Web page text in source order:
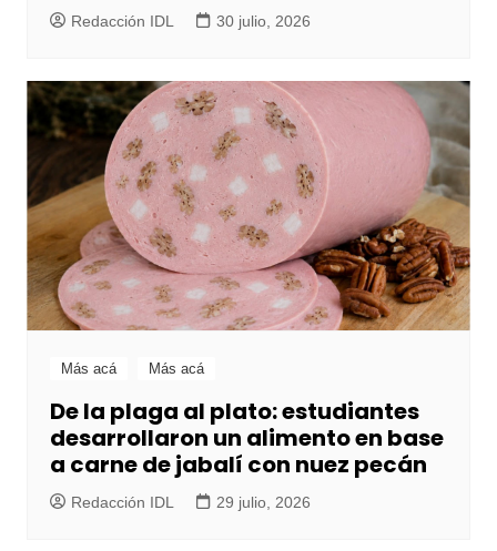
Redacción IDL 30 julio, 2026
Más acá Más acá
De la plaga al plato: estudiantes
desarrollaron un alimento en base
a carne de jabalí con nuez pecán
Redacción IDL 29 julio, 2026